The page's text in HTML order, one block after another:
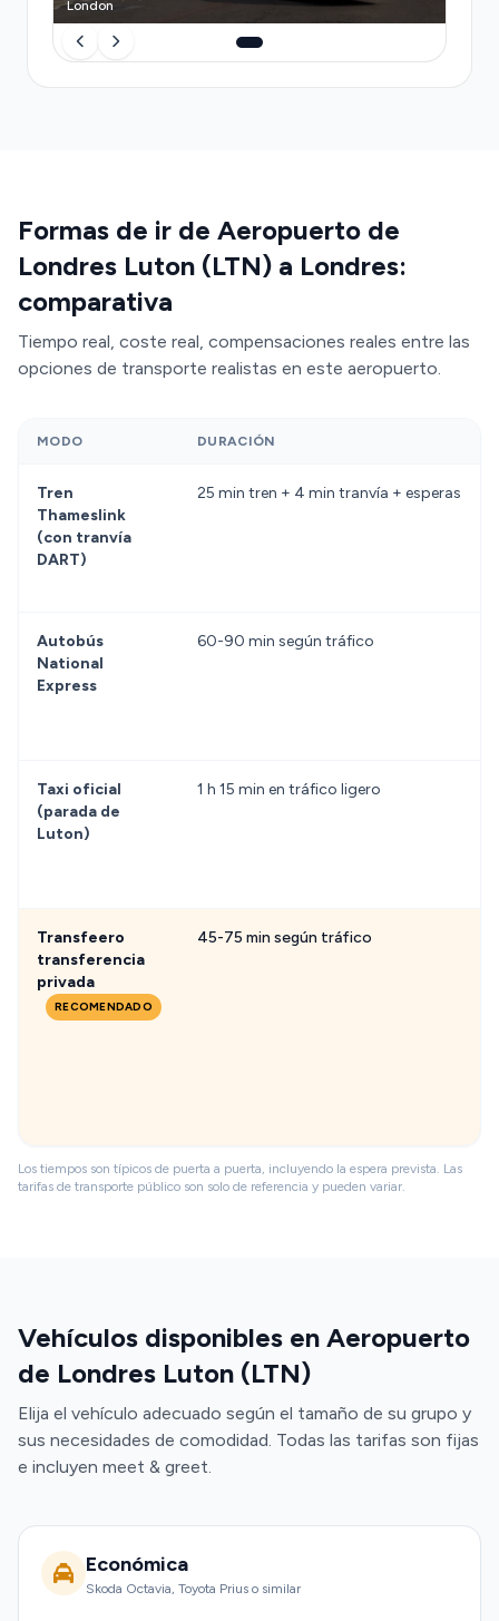
London
Formas de ir de Aeropuerto de
Londres Luton (LTN) a Londres:
comparativa
Tiempo real, coste real, compensaciones reales entre las
opciones de transporte realistas en este aeropuerto.
MODO DURACIÓN
Tren
Thameslink
(con tranvía
DART)
25 min tren + 4 min tranvía + esperas
Autobús
National
Express
60-90 min según tráfico
Taxi oficial
(parada de
Luton)
1 h 15 min en tráfico ligero
Transfeero
transferencia
privada
RECOMENDADO
45-75 min según tráfico
Los tiempos son típicos de puerta a puerta, incluyendo la espera prevista. Las
tarifas de transporte público son solo de referencia y pueden variar.
Vehículos disponibles en Aeropuerto
de Londres Luton (LTN)
Elija el vehículo adecuado según el tamaño de su grupo y
sus necesidades de comodidad. Todas las tarifas son fijas
e incluyen meet & greet.
Económica
Skoda Octavia, Toyota Prius o similar